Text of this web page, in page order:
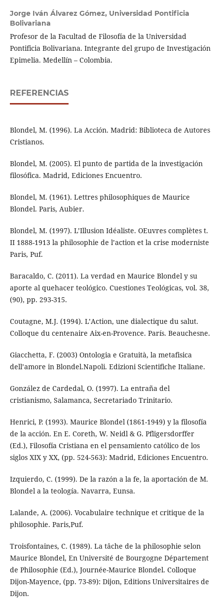
Jorge Iván Álvarez Gómez, Universidad Pontificia
Bolivariana
Profesor de la Facultad de Filosofía de la Universidad
Pontificia Bolivariana. Integrante del grupo de Investigación
Epimelia. Medellín – Colombia.
REFERENCIAS
Blondel, M. (1996). La Acción. Madrid: Biblioteca de Autores
Cristianos.
Blondel, M. (2005). El punto de partida de la investigación
filosófica. Madrid, Ediciones Encuentro.
Blondel, M. (1961). Lettres philosophiques de Maurice
Blondel. Paris, Aubier.
Blondel, M. (1997). L’Illusion Idéaliste. OEuvres complètes t.
II 1888-1913 la philosophie de l’action et la crise moderniste
Paris, Puf.
Baracaldo, C. (2011). La verdad en Maurice Blondel y su
aporte al quehacer teológico. Cuestiones Teológicas, vol. 38,
(90), pp. 293-315.
Coutagne, M.J. (1994). L’Action, une dialectique du salut.
Colloque du centenaire Aix-en-Provence. París. Beauchesne.
Giacchetta, F. (2003) Ontologia e Gratuità, la metafisica
dell’amore in Blondel.Napoli. Edizioni Scientifiche Italiane.
González de Cardedal, O. (1997). La entraña del
cristianismo, Salamanca, Secretariado Trinitario.
Henrici, P. (1993). Maurice Blondel (1861-1949) y la filosofía
de la acción. En E. Coreth, W. Neidl & G. Pfligersdorffer
(Ed.), Filosofía Cristiana en el pensamiento católico de los
siglos XIX y XX, (pp. 524-563): Madrid, Ediciones Encuentro.
Izquierdo, C. (1999). De la razón a la fe, la aportación de M.
Blondel a la teología. Navarra, Eunsa.
Lalande, A. (2006). Vocabulaire technique et critique de la
philosophie. Paris,Puf.
Troisfontaines, C. (1989). La tâche de la philosophie selon
Maurice Blondel, En Université de Bourgogne Département
de Philosophie (Ed.), Journée-Maurice Blondel. Colloque
Dijon-Mayence, (pp. 73-89): Dijon, Editions Universitaires de
Dijon.